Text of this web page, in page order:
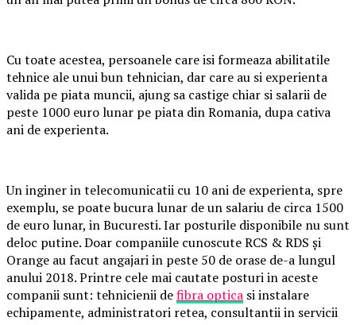
Cu toate acestea, persoanele care isi formeaza abilitatile
tehnice ale unui bun tehnician, dar care au si experienta
valida pe piata muncii, ajung sa castige chiar si salarii de
peste 1000 euro lunar pe piata din Romania, dupa cativa
ani de experienta.
Un inginer in telecomunicatii cu 10 ani de experienta, spre
exemplu, se poate bucura lunar de un salariu de circa 1500
de euro lunar, in Bucuresti. Iar posturile disponibile nu sunt
deloc putine. Doar companiile cunoscute RCS & RDS și
Orange au facut angajari in peste 50 de orase de-a lungul
anului 2018. Printre cele mai cautate posturi in aceste
companii sunt: tehnicienii defibra optica si instalare
echipamente, administratori retea, consultantii in servicii